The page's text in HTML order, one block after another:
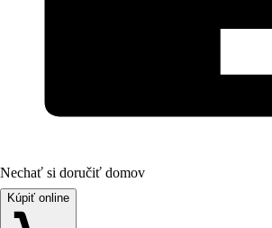
Nechať si doručiť domov
Kúpiť online